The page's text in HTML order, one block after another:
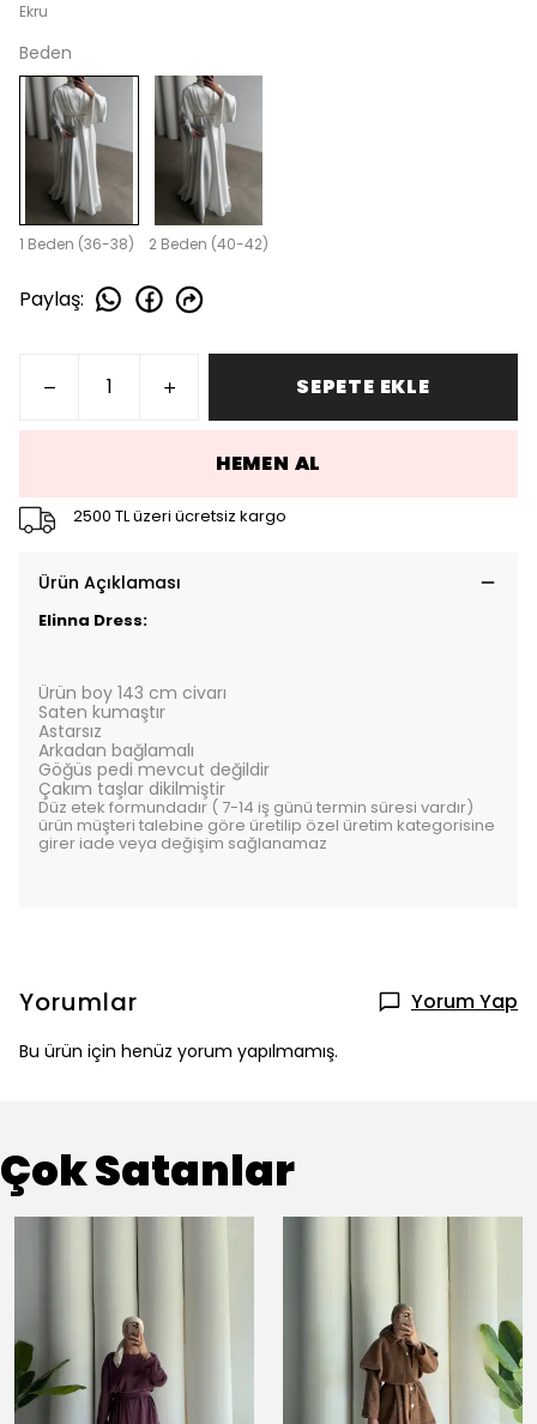
Ekru
Beden
1 Beden (36-38) 2 Beden (40-42)
Paylaş:
SEPETE EKLE
HEMEN AL
2500 TL üzeri ücretsiz kargo
Ürün Açıklaması
Elinna Dress:
Ürün boy 143 cm civarı
Saten kumaştır
Astarsız
Arkadan bağlamalı
Göğüs pedi mevcut değildir
Çakım taşlar dikilmiştir
Düz etek formundadır ( 7-14 iş günü termin süresi vardır)
ürün müşteri talebine göre üretilip özel üretim kategorisine
girer iade veya değişim sağlanamaz
Yorumlar Yorum Yap
Bu ürün için henüz yorum yapılmamış.
Çok Satanlar